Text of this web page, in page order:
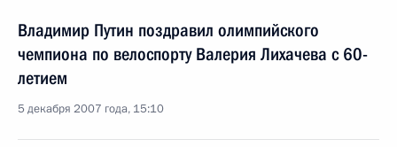
Владимир Путин поздравил олимпийского
чемпиона по велоспорту Валерия Лихачева с 60-
летием
5 декабря 2007 года, 15:10